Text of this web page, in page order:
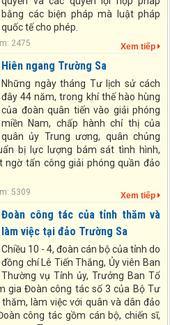
bằng các biện pháp mà luật pháp
quốc tế cho phép.
2475 Xem tiếp
Hiên ngang Trường Sa
Những ngày tháng Tư lịch sử cách
đây 44 năm, trong khí thế hào hùng
của đoàn quân tiến vào giải phóng
miền Nam, chấp hành chỉ thị của
quân ủy Trung ương, quân chủng
bị lực lượng bám sát tình hình,
tấn công giải phóng quần đảo
5309 Xem tiếp
Đoàn công tác của tỉnh thăm và
làm việc tại đảo Trường Sa
Chiều 10 - 4, đoàn cán bộ của tỉnh do
đồng chí Lê Tiến Thắng, Ủy viên Ban
Thường vụ Tỉnh ủy, Trưởng Ban Tổ
gia Đoàn công tác số 3 của Bộ Tư
làm việc với quân và dân đảo
công tác gồm cán bộ, chiến sĩ,